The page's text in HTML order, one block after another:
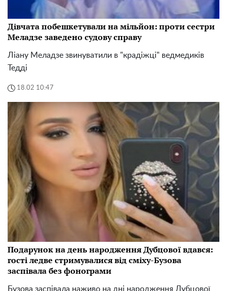
Дівчата побешкетували на мільйон: проти сестри
Меладзе заведено судову справу
Ліану Меладзе звинуватили в "крадіжці" ведмедиків
Тедді
18.02 10:47
Подарунок на день народження Дубцової вдався:
гості ледве стримувалися від сміху-Бузова
заспівала без фонограми
Бузова заспівала наживо на дні народження Дубцової